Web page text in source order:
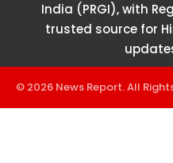
India (PRGI), with
trusted source for
© 2026 News Report. All